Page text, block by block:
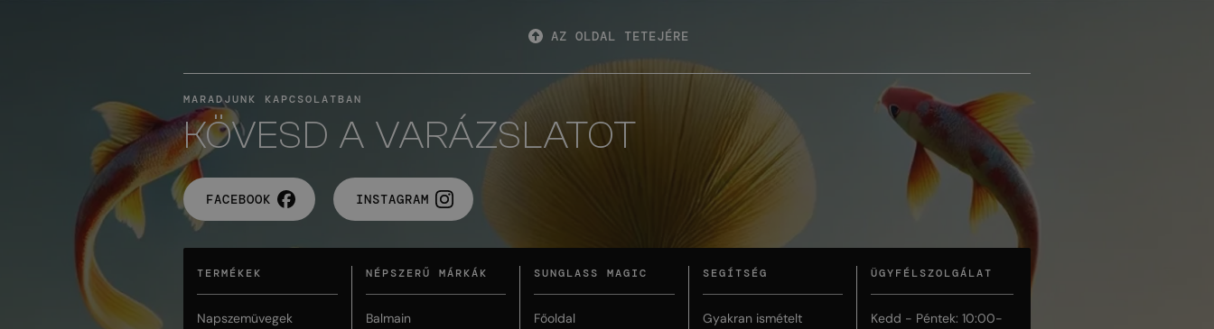
AZ OLDAL TETEJÉRE
MARADJUNK KAPCSOLATBAN
KÖVESD A VARÁZSLATOT
FACEBOOK INSTAGRAM
TERMÉKEK
Napszemüvegek
NÉPSZERŰ MÁRKÁK
Balmain
SUNGLASS MAGIC
Főoldal
SEGÍTSÉG
Gyakran ismételt
ÜGYFÉLSZOLGÁLAT
Kedd - Péntek: 10:00-